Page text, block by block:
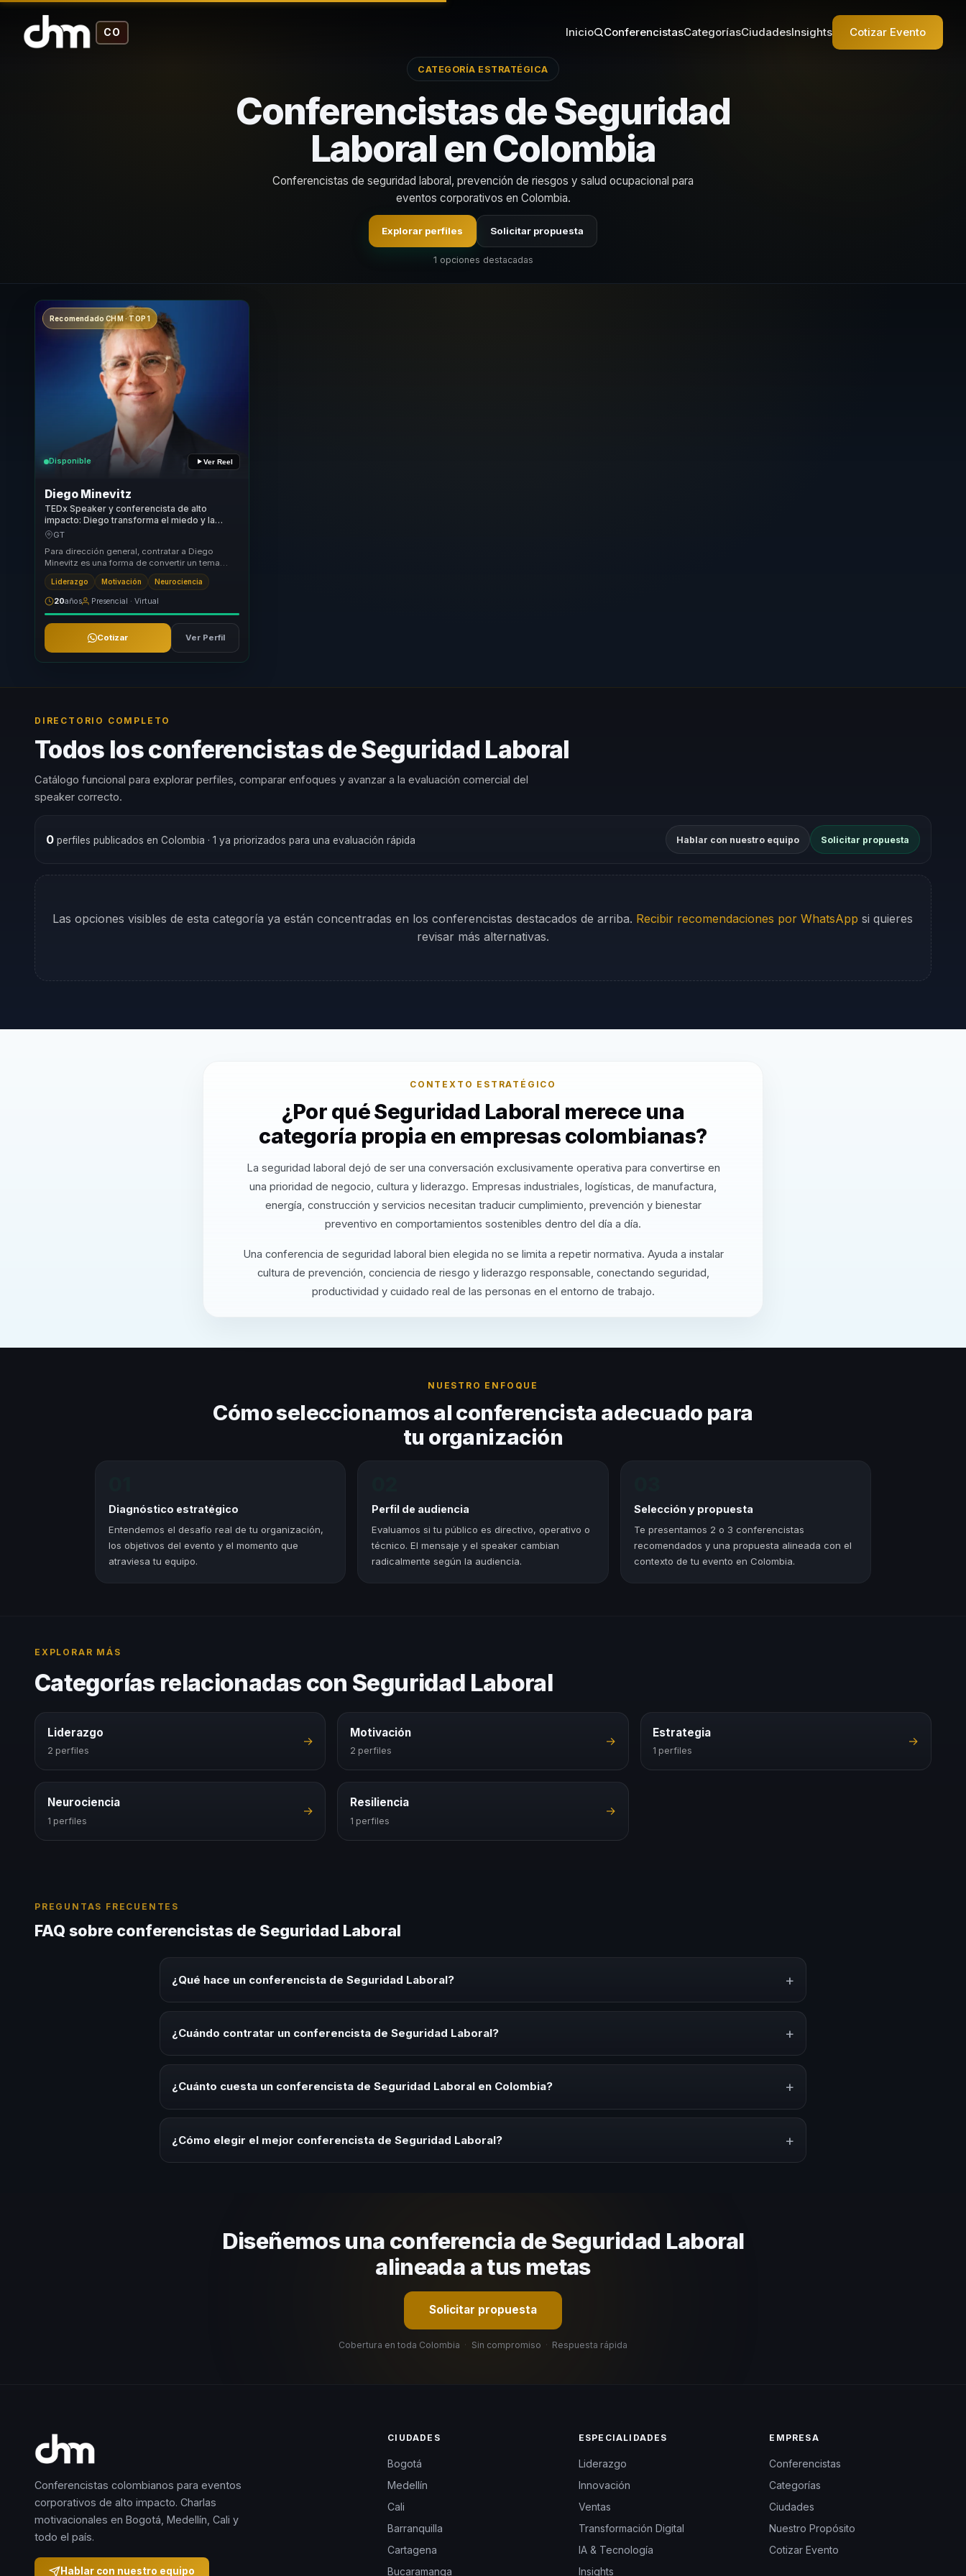
CO Inicio ConferencistasCategoríasCiudadesInsights Cotizar Evento
CATEGORÍA ESTRATÉGICA
Conferencistas de Seguridad
Laboral en Colombia
Conferencistas de seguridad laboral, prevención de riesgos y salud ocupacional para
eventos corporativos en Colombia.
Explorar perfiles Solicitar propuesta
1 opciones destacadas
Recomendado CHM · TOP 1
Disponible Ver Reel
Diego Minevitz
TEDx Speaker y conferencista de alto
impacto: Diego transforma el miedo y la
presión en impulso para liderar, decidir y
GT
Para dirección general, contratar a Diego
Minevitz es una forma de convertir un tema
difícil—cómo decide una organización cuando
hay pres...
Liderazgo Motivación Neurociencia
20años Presencial · Virtual
Cotizar Ver Perfil
DIRECTORIO COMPLETO
Todos los conferencistas de Seguridad Laboral
Catálogo funcional para explorar perfiles, comparar enfoques y avanzar a la evaluación comercial del
speaker correcto.
0perfiles publicados en Colombia · 1 ya priorizados para una evaluación rápida Hablar con nuestro equipo Solicitar propuesta
Las opciones visibles de esta categoría ya están concentradas en los conferencistas destacados de arriba. Recibir recomendaciones por WhatsApp si quieres
revisar más alternativas.
CONTEXTO ESTRATÉGICO
¿Por qué Seguridad Laboral merece una
categoría propia en empresas colombianas?
La seguridad laboral dejó de ser una conversación exclusivamente operativa para convertirse en
una prioridad de negocio, cultura y liderazgo. Empresas industriales, logísticas, de manufactura,
energía, construcción y servicios necesitan traducir cumplimiento, prevención y bienestar
preventivo en comportamientos sostenibles dentro del día a día.
Una conferencia de seguridad laboral bien elegida no se limita a repetir normativa. Ayuda a instalar
cultura de prevención, conciencia de riesgo y liderazgo responsable, conectando seguridad,
productividad y cuidado real de las personas en el entorno de trabajo.
NUESTRO ENFOQUE
Cómo seleccionamos al conferencista adecuado para
tu organización
Diagnóstico estratégico
Entendemos el desafío real de tu organización,
los objetivos del evento y el momento que
atraviesa tu equipo.
Perfil de audiencia
Evaluamos si tu público es directivo, operativo o
técnico. El mensaje y el speaker cambian
radicalmente según la audiencia.
Selección y propuesta
Te presentamos 2 o 3 conferencistas
recomendados y una propuesta alineada con el
contexto de tu evento en Colombia.
EXPLORAR MÁS
Categorías relacionadas con Seguridad Laboral
Liderazgo
2 perfiles
→
Motivación
2 perfiles
→
Estrategia
1 perfiles
→
Neurociencia
1 perfiles
→
Resiliencia
1 perfiles
→
PREGUNTAS FRECUENTES
FAQ sobre conferencistas de Seguridad Laboral
¿Qué hace un conferencista de Seguridad Laboral? +
audiencia.
¿Cuándo contratar un conferencista de Seguridad Laboral? +
¿Cuánto cuesta un conferencista de Seguridad Laboral en Colombia? +
¿Cómo elegir el mejor conferencista de Seguridad Laboral? +
Diseñemos una conferencia de Seguridad Laboral
alineada a tus metas
Solicitar propuesta
Cobertura en toda Colombia · Sin compromiso · Respuesta rápida
Conferencistas colombianos para eventos
corporativos de alto impacto. Charlas
motivacionales en Bogotá, Medellín, Cali y
todo el país.
Hablar con nuestro equipo
CIUDADES
Bogotá
Medellín
Cali
Barranquilla
Cartagena
Bucaramanga
ESPECIALIDADES
Liderazgo
Innovación
Ventas
Transformación Digital
IA & Tecnología
Insights
EMPRESA
Conferencistas
Categorías
Ciudades
Nuestro Propósito
Cotizar Evento